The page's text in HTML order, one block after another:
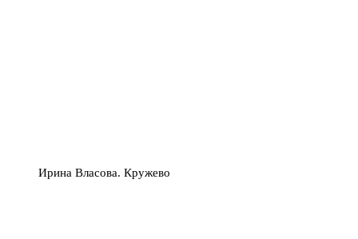
Ирина Власова. Кружево